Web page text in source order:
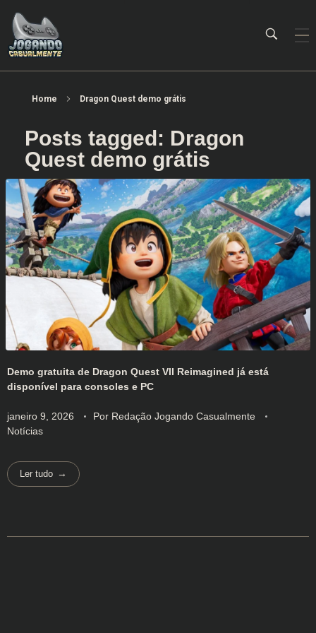
Home Dragon Quest demo grátis
Posts tagged: Dragon
Quest demo grátis
Demo gratuita de Dragon Quest VII Reimagined já está
disponível para consoles e PC
janeiro 9, 2026 Por Redação Jogando Casualmente
Notícias
Ler tudo